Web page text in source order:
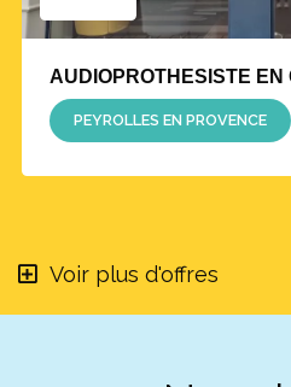
AUDIOPROTHESISTE EN
PEYROLLES EN PROVENCE
Voir plus d'offres